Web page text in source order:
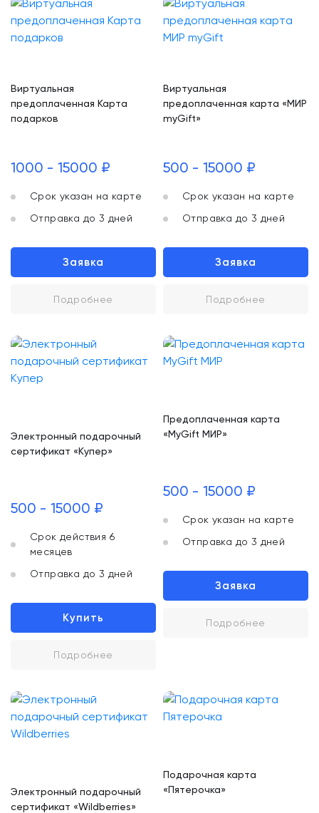
Виртуальная
предоплаченная Карта
подарков
1000 - 15000 ₽
Срок указан на карте
Отправка до 3 дней
Заявка
Подробнее
Виртуальная
предоплаченная карта «МИР
myGift»
500 - 15000 ₽
Срок указан на карте
Отправка до 3 дней
Заявка
Подробнее
Электронный подарочный
сертификат «Купер»
500 - 15000 ₽
Срок действия 6
месяцев
Отправка до 3 дней
Купить
Подробнее
Предоплаченная карта
«MyGift МИР»
500 - 15000 ₽
Срок указан на карте
Отправка до 3 дней
Заявка
Подробнее
Электронный подарочный
сертификат «Wildberries»
Подарочная карта
«Пятерочка»